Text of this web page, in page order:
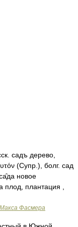
садъ дерево,
(Супр.), болг. сад
новое
плантация ,
Макса Фасмера